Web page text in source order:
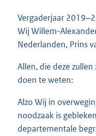
Vergaderjaar
Wij Willem-
Nederlanden, Prins
Allen, die deze
doen te weten:
Alzo Wij in
noodzaak is
departementale